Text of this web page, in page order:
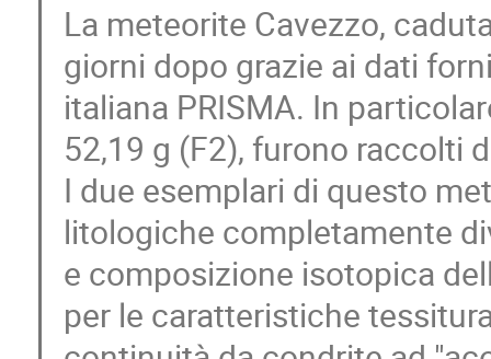
La meteorite Cavezzo,
giorni dopo grazie ai dati
italiana PRISMA. In
52,19 g (F2), furono raccolti
I due esemplari di questo
litologiche completamente
e composizione isotopica
per le caratteristiche